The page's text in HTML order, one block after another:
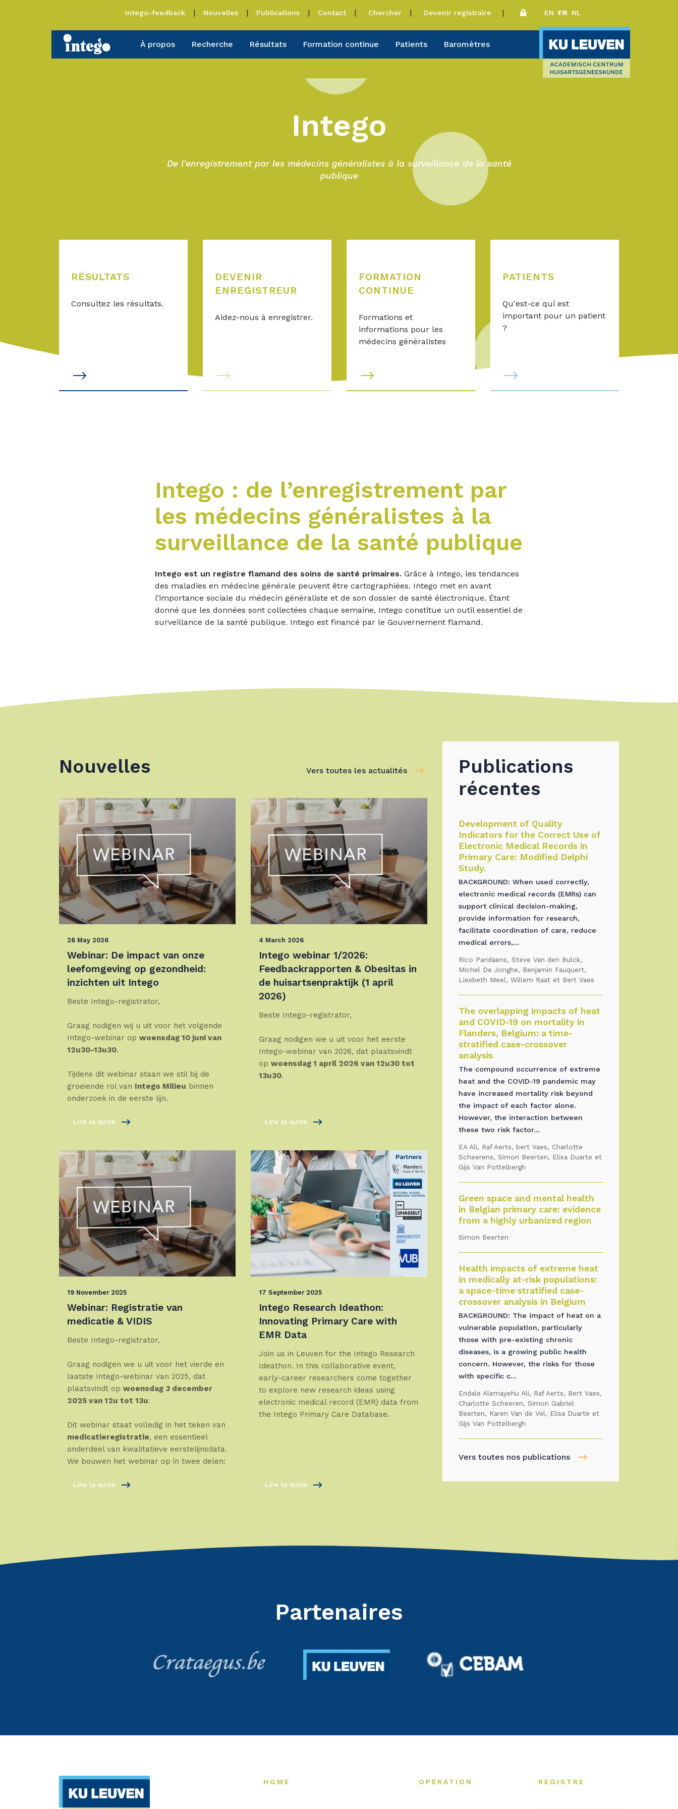
Intego-feedback Nouvelles Publications Contact Chercher Devenir registraire EN FR NL
À propos Recherche Résultats Formation continue Patients Baromètres
Intego
De l'enregistrement par les médecins généralistes à la surveillance de la santé
publique
RÉSULTATS
Consultez les résultats.
DEVENIR
ENREGISTREUR
Aidez-nous à enregistrer.
FORMATION
CONTINUE
Formations et
informations pour les
médecins généralistes
PATIENTS
Qu'est-ce qui est
important pour un patient
?
Intego : de l’enregistrement par
les médecins généralistes à la
surveillance de la santé publique
Intego est un registre flamand des soins de santé primaires. Grâce à Intego, les tendances
des maladies en médecine générale peuvent être cartographiées. Intego met en avant
l’importance sociale du médecin généraliste et de son dossier de santé électronique. Étant
donné que les données sont collectées chaque semaine, Intego constitue un outil essentiel de
surveillance de la santé publique. Intego est financé par le Gouvernement flamand.
Nouvelles Vers toutes les actualités
28 May 2026
Webinar: De impact van onze
leefomgeving op gezondheid:
inzichten uit Intego
Beste Intego-registrator,
Graag nodigen wij u uit voor het volgende
Intego-webinar op woensdag 10 juni van
12u30-13u30.
Tijdens dit webinar staan we stil bij de
groeiende rol van Intego Milieu binnen
onderzoek in de eerste lijn.
Lire la suite
4 March 2026
Intego webinar 1/2026:
Feedbackrapporten & Obesitas in
de huisartsenpraktijk (1 april
2026)
Beste Intego-registrator,
Graag nodigen we u uit voor het eerste
Intego-webinar van 2026, dat plaatsvindt
op woensdag 1 april 2026 van 12u30 tot
13u30.
Lire la suite
19 November 2025
Webinar: Registratie van
medicatie & VIDIS
Beste Intego-registrator,
Graag nodigen we u uit voor het vierde en
laatste Intego-webinar van 2025, dat
plaatsvindt op woensdag 3 december
2025 van 12u tot 13u.
Dit webinar staat volledig in het teken van
medicatieregistratie, een essentieel
onderdeel van kwalitatieve eerstelijnsdata.
We bouwen het webinar op in twee delen:
Lire la suite
17 September 2025
Intego Research Ideathon:
Innovating Primary Care with
EMR Data
Join us in Leuven for the Intego Research
Ideathon. In this collaborative event,
early-career researchers come together
to explore new research ideas using
electronic medical record (EMR) data from
the Intego Primary Care Database.
Lire la suite
Publications
récentes
Development of Quality
Indicators for the Correct Use of
Electronic Medical Records in
Primary Care: Modified Delphi
Study.
BACKGROUND: When used correctly,
electronic medical records (EMRs) can
support clinical decision-making,
provide information for research,
facilitate coordination of care, reduce
medical errors,...
Rico Paridaens, Steve Van den Bulck,
Michel De Jonghe, Benjamin Fauquert,
Liesbeth Meel, Willem Raat et Bert Vaes
The overlapping impacts of heat
and COVID-19 on mortality in
Flanders, Belgium: a time-
stratified case-crossover
analysis
The compound occurrence of extreme
heat and the COVID-19 pandemic may
have increased mortality risk beyond
the impact of each factor alone.
However, the interaction between
these two risk factor...
EA Ali, Raf Aerts, bert Vaes, Charlotte
Scheerens, Simon Beerten, Elisa Duarte et
Gijs Van Pottelbergh
Green space and mental health
in Belgian primary care: evidence
from a highly urbanized region
Simon Beerten
Health impacts of extreme heat
in medically at-risk populations:
a space-time stratified case-
crossover analysis in Belgium
BACKGROUND: The impact of heat on a
vulnerable population, particularly
those with pre-existing chronic
diseases, is a growing public health
concern. However, the risks for those
with specific c...
Endale Alemayehu Ali, Raf Aerts, Bert Vaes,
Charlotte Scheeren, Simon Gabriel
Beerten, Karen Van de Vel, Elisa Duarte et
Gijs Van Pottelbergh
Vers toutes nos publications
Partenaires
HOME OPÉRATION REGISTRE